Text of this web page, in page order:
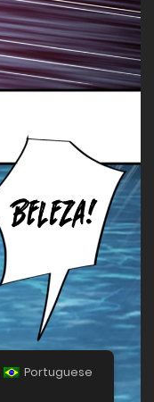
Portuguese